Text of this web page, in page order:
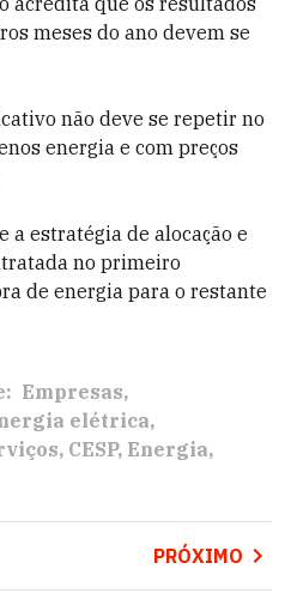
meses do ano devem se
não deve se repetir no
energia e com preços
a estratégia de alocação e
no primeiro
de energia para o restante
Empresas
elétrica
CESP Energia
PRÓXIMO